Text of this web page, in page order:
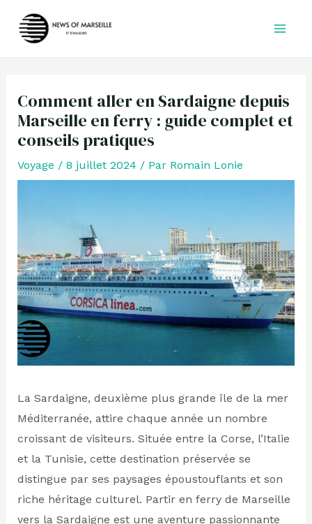
Comment aller en Sardaigne depuis
Marseille en ferry : guide complet et
conseils pratiques
Voyage / 8 juillet 2024 / Par Romain Lonie
La Sardaigne, deuxième plus grande île de la mer
Méditerranée, attire chaque année un nombre
croissant de visiteurs. Située entre la Corse, l’Italie
et la Tunisie, cette destination préservée se
distingue par ses paysages époustouflants et son
riche héritage culturel. Partir en ferry de Marseille
vers la Sardaigne est une aventure passionnante